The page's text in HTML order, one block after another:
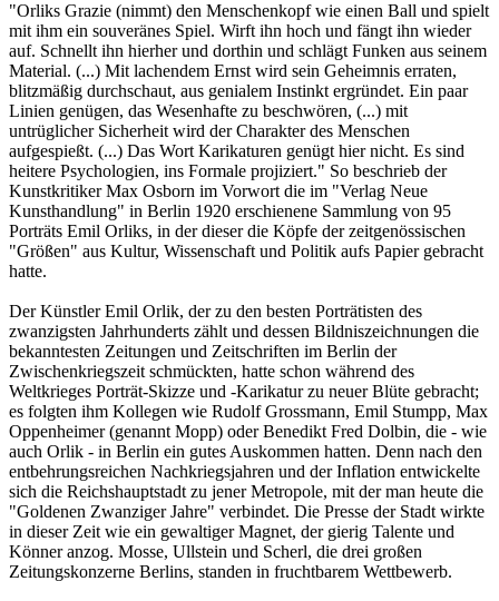
"Orliks Grazie (nimmt) den Menschenkopf wie einen Ball und spielt
mit ihm ein souveränes Spiel. Wirft ihn hoch und fängt ihn wieder
auf. Schnellt ihn hierher und dorthin und schlägt Funken aus seinem
Material. (...) Mit lachendem Ernst wird sein Geheimnis erraten,
blitzmäßig durchschaut, aus genialem Instinkt ergründet. Ein paar
Linien genügen, das Wesenhafte zu beschwören, (...) mit
untrüglicher Sicherheit wird der Charakter des Menschen
aufgespießt. (...) Das Wort Karikaturen genügt hier nicht. Es sind
heitere Psychologien, ins Formale projiziert." So beschrieb der
Kunstkritiker Max Osborn im Vorwort die im "Verlag Neue
Kunsthandlung" in Berlin 1920 erschienene Sammlung von 95
Porträts Emil Orliks, in der dieser die Köpfe der zeitgenössischen
"Größen" aus Kultur, Wissenschaft und Politik aufs Papier gebracht
hatte.
Der Künstler Emil Orlik, der zu den besten Porträtisten des
zwanzigsten Jahrhunderts zählt und dessen Bildniszeichnungen die
bekanntesten Zeitungen und Zeitschriften im Berlin der
Zwischenkriegszeit schmückten, hatte schon während des
Weltkrieges Porträt-Skizze und -Karikatur zu neuer Blüte gebracht;
es folgten ihm Kollegen wie Rudolf Grossmann, Emil Stumpp, Max
Oppenheimer (genannt Mopp) oder Benedikt Fred Dolbin, die - wie
auch Orlik - in Berlin ein gutes Auskommen hatten. Denn nach den
entbehrungsreichen Nachkriegsjahren und der Inflation entwickelte
sich die Reichshauptstadt zu jener Metropole, mit der man heute die
"Goldenen Zwanziger Jahre" verbindet. Die Presse der Stadt wirkte
in dieser Zeit wie ein gewaltiger Magnet, der gierig Talente und
Könner anzog. Mosse, Ullstein und Scherl, die drei großen
Zeitungskonzerne Berlins, standen in fruchtbarem Wettbewerb.